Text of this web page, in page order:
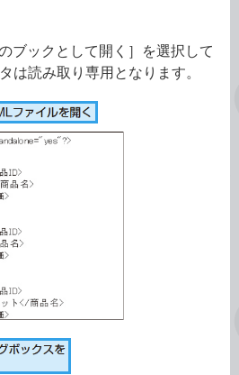
ブックとして開く］を選択して
は読み取り専用となります。